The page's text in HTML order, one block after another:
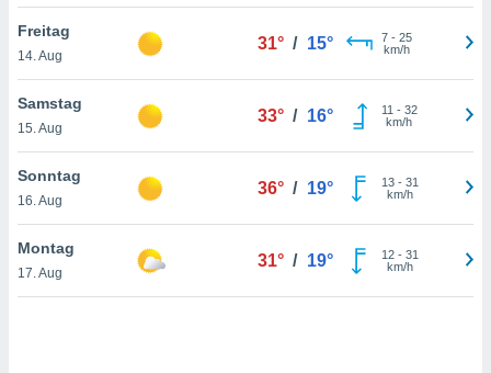
der
weiterhin
Freitag
14. Aug
31° / 15° 7- 25
km/h
Samstag
15. Aug
33° / 16° 11 - 32
km/h
Sonntag
16. Aug
36° / 19° 13- 31
km/h
Montag
17. Aug
31° / 19° 12- 31
km/h